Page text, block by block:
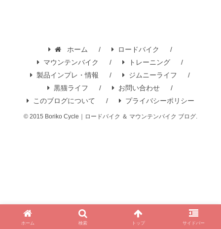
ホーム
ロードバイク
マウンテンバイク
トレーニング
製品インプレ・情報
ジムニーライフ
黒猫ライフ
お問い合わせ
このブログについて
プライバシーポリシー
© 2015 Boriko Cycle｜ロードバイク ＆ マウンテンバイク ブログ.
ホーム 検索 トップ サイドバー